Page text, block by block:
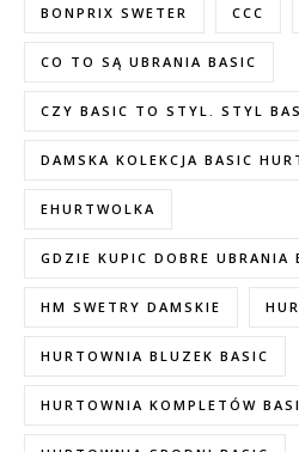
BONPRIX SWETER CCC
CO TO SĄ UBRANIA BASIC
CZY BASIC TO STYL. STYL
DAMSKA KOLEKCJA BASIC
EHURTWOLKA
GDZIE KUPIC DOBRE UBRANIA
HM SWETRY DAMSKIE
HURTOWNIA BLUZEK BASIC
HURTOWNIA KOMPLETÓW